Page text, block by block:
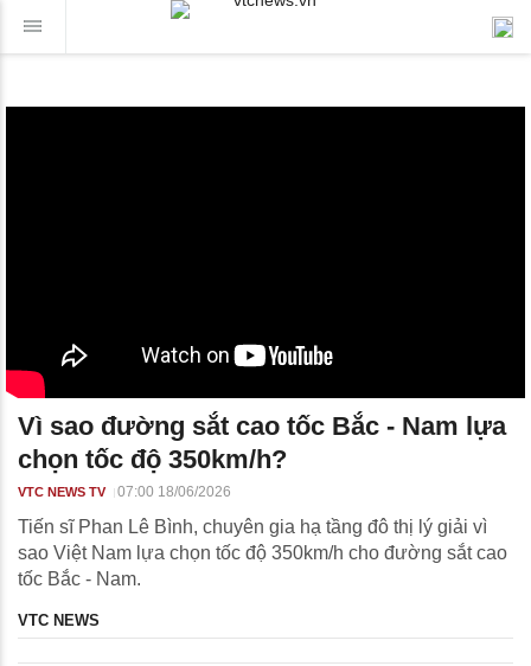
Vì sao đường sắt cao tốc Bắc - Nam lựa
chọn tốc độ 350km/h?
VTC NEWS TV 07:00 18/06/2026
Tiến sĩ Phan Lê Bình, chuyên gia hạ tầng đô thị lý giải vì
sao Việt Nam lựa chọn tốc độ 350km/h cho đường sắt cao
tốc Bắc - Nam.
VTC NEWS